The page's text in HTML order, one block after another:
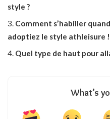
style ?
Comment s’habiller
adoptiez le style athleisure !
Quel type de haut pour
What’s